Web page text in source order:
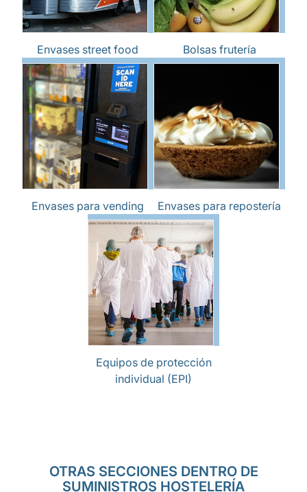
Envases street food Bolsas frutería
Envases para vending Envases para repostería
Equipos de protección
individual (EPI)
OTRAS SECCIONES DENTRO DE
SUMINISTROS HOSTELERÍA